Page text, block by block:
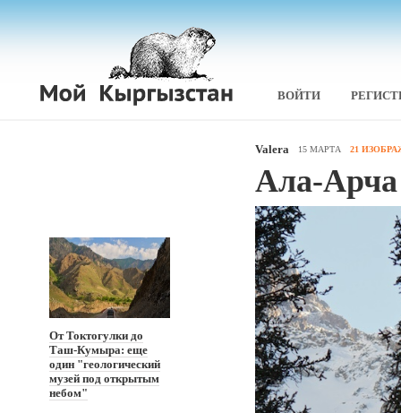
ВОЙТИ
От Токтогулки до
Таш-Кумыра: еще
один "геологический
музей под открытым
небом"
Valera 15 МАРТА 21
Ала-